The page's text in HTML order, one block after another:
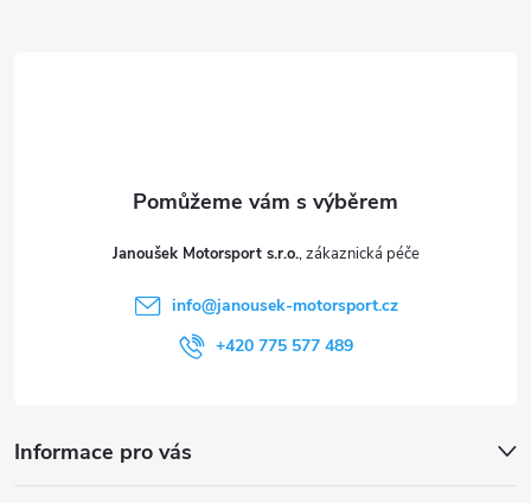
Janoušek Motorsport s.r.o.
info@janousek-motorsport.cz
+420 775 577 489
Informace pro vás